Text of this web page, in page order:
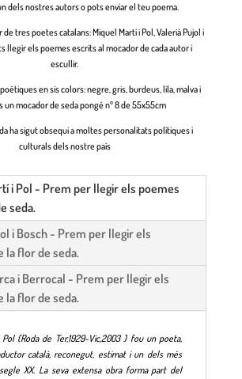
dels nostres autors o pots enviar el teu poema.
de tres poetes catalans: Miquel Martí i Pol, Valerià Pujol i
llegir els poemes escrits al mocador de cada autor i
escullir.
en sis colors: negre, gris, burdeus, lila, malva i
un mocador de seda pongé nº 8 de 55x55cm
ha sigut obsequi a moltes personalitats polítiques i
culturals dels nostre país
i Pol - Prem per llegir els poemes
seda.
i Bosch - Prem per llegir els
la flor de seda.
i Berrocal - Prem per llegir els
la flor de seda.
(Roda de Ter,1929-Vic,2003 ) fou un poeta,
català, reconegut, estimat i un dels més
XX. La seva extensa obra forma part del